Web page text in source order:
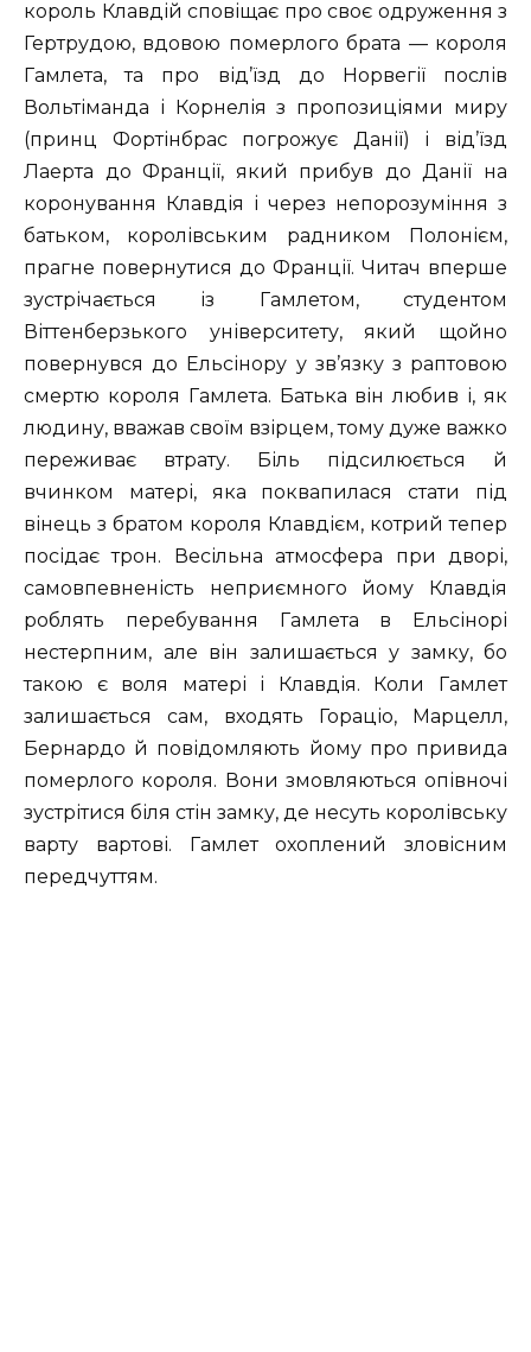
король Клавдій сповіщає про своє одруження з
Гертрудою, вдовою померлого брата — короля
Гамлета, та про від’їзд до Норвегії послів
Вольтіманда і Корнелія з пропозиціями миру
(принц Фортінбрас погрожує Данії) і від’їзд
Лаерта до Франції, який прибув до Данії на
коронування Клавдія і через непорозуміння з
батьком, королівським радником Полонієм,
прагне повернутися до Франції. Читач вперше
зустрічається із Гамлетом, студентом
Віттенберзького університету, який щойно
повернувся до Ельсінору у зв’язку з раптовою
смертю короля Гамлета. Батька він любив і, як
людину, вважав своїм взірцем, тому дуже важко
переживає втрату. Біль підсилюється й
вчинком матері, яка поквапилася стати під
вінець з братом короля Клавдієм, котрий тепер
посідає трон. Весільна атмосфера при дворі,
самовпевненість неприємного йому Клавдія
роблять перебування Гамлета в Ельсінорі
нестерпним, але він залишається у замку, бо
такою є воля матері і Клавдія. Коли Гамлет
залишається сам, входять Гораціо, Марцелл,
Бернардо й повідомляють йому про привида
померлого короля. Вони змовляються опівночі
зустрітися біля стін замку, де несуть королівську
варту вартові. Гамлет охоплений зловісним
передчуттям.